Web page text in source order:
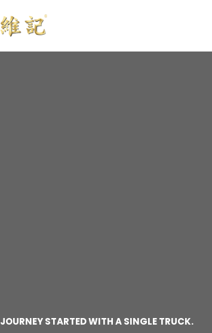
JOURNEY STARTED WITH A SINGLE TRUCK.